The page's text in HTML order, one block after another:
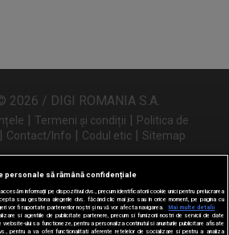
2026 / DIGI ROMANIA S.A.
| Termeni și condiții | Politica de
| Contact/Info | Codul etic | Sitemap
ne și pe
personale să rămână confidențiale
informații pe dispozitivul dvs., precum identificatorii cookie unici pentru prelucrarea
sau gestiona alegerile dvs. făcând clic mai jos sau în orice moment, pe pagina cu
vor fi raportate partenerilor noștri și nu vă vor afecta navigarea.
Mai multe detalii
si agentiile de publicitate partenere, precum si furnizorii nostri de servicii de date
website-ului sa functioneze, pentru a personaliza continutul si anunturile publicitare afisate
pentru a va oferi functionalitati aferente retelelor de socializare si pentru a analiza